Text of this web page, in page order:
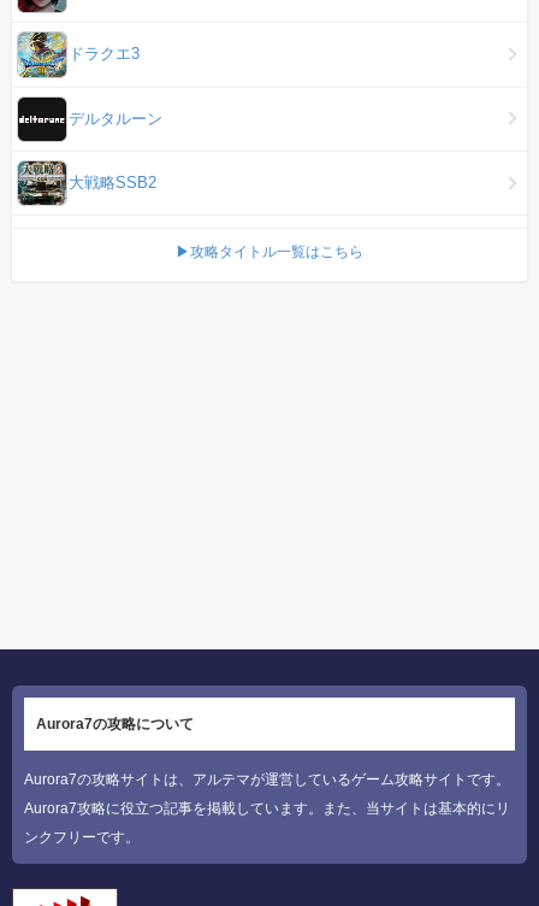
ドラクエ3
デルタルーン
大戦略SSB2
▶攻略タイトル一覧はこちら
Aurora7の攻略について
Aurora7の攻略サイトは、アルテマが運営しているゲーム攻略サイトです。
Aurora7攻略に役立つ記事を掲載しています。また、当サイトは基本的にリ
ンクフリーです。